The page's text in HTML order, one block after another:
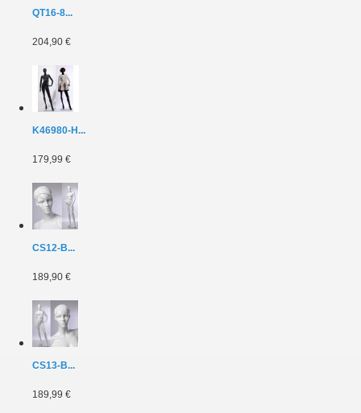
QT16-8...
204,90 €
K46980-H...
179,99 €
CS12-B...
189,90 €
CS13-B...
189,99 €